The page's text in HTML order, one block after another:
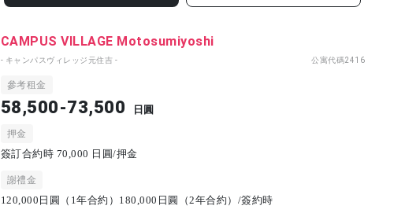
CAMPUS VILLAGE Motosumiyoshi
- キャンパスヴィレッジ元住吉 - 公寓代碼2416
參考租金
58,500-73,500 日圓
押金
簽訂合約時 70,000 日圓/押金
謝禮金
120,000日圓（1年合約）180,000日圓（2年合約）/簽約時